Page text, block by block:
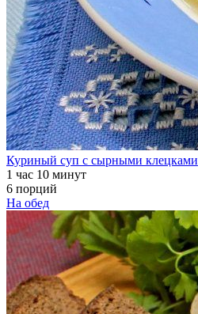
Куриный суп с сырными клецками
1 час 10 минут
6 порций
На обед